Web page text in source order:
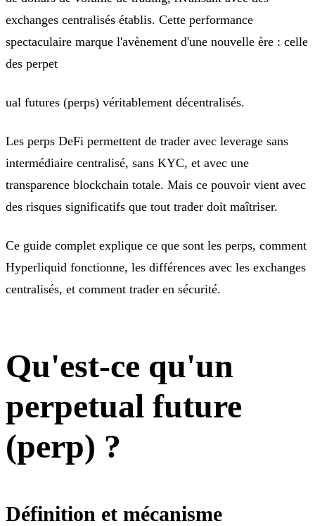
exchanges centralisés établis. Cette performance
spectaculaire marque l'avènement d'une nouvelle ère : celle
des perpet
ual futures (perps) véritablement décentralisés.
Les perps DeFi permettent de trader avec leverage sans
intermédiaire centralisé, sans KYC, et avec une
transparence blockchain totale. Mais ce pouvoir vient avec
des risques significatifs que tout trader doit maîtriser.
Ce guide complet explique ce que sont les perps, comment
Hyperliquid fonctionne, les différences avec les exchanges
centralisés, et comment trader en sécurité.
Qu'est-ce qu'un
perpetual future
(perp) ?
Définition et mécanisme